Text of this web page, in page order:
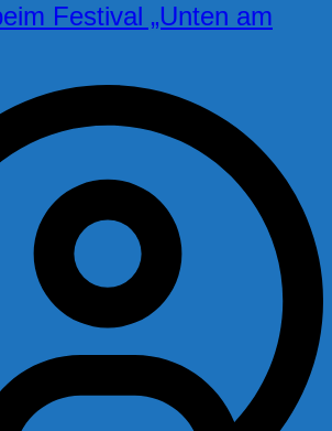
Festival „Unten am